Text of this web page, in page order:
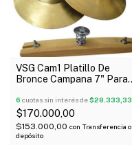
VSG Cam1 Platillo De
Bronce Campana 7" Para
6 cuotas sin interés de$28.333,33
$170.000,00
$153.000,00 con Transferencia o
depósito